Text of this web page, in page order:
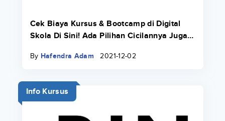
Cek Biaya Kursus & Bootcamp di Digital
Skola Di Sini! Ada Pilihan Cicilannya Juga
By Hafendra Adam 2021-12-02
Info Kursus